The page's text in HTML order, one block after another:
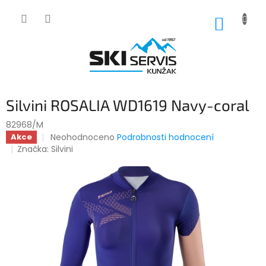
Silvini ROSALIA WD1619 Navy-coral
82968/M
Akce
Průměrné
hodnocení
hvězdiček.
Neohodnoceno Podrobnosti hodnocení
Značka:Silvini